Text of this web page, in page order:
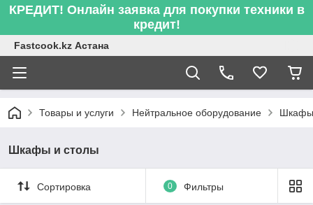
КРЕДИТ! Онлайн заявка для покупки техники в
кредит!
Fastcook.kz Астана
Товары и услуги Нейтральное оборудование Шкафы
Шкафы и столы
Сортировка 0 Фильтры